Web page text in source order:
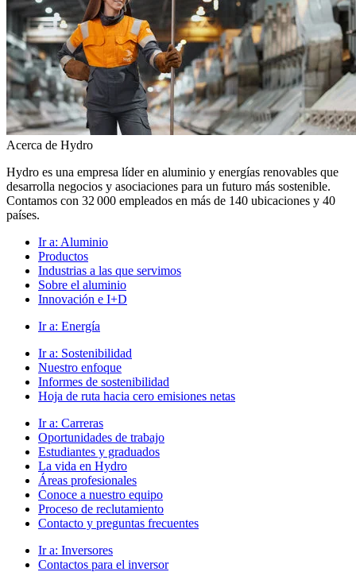
Acerca de Hydro
Hydro es una empresa líder en aluminio y energías renovables que
desarrolla negocios y asociaciones para un futuro más sostenible.
Contamos con 32 000 empleados en más de 140 ubicaciones y 40
países.
Ir a: Aluminio
Productos
Industrias a las que servimos
Sobre el aluminio
Innovación e I+D
Ir a: Energía
Ir a: Sostenibilidad
Nuestro enfoque
Informes de sostenibilidad
Hoja de ruta hacia cero emisiones netas
Ir a: Carreras
Oportunidades de trabajo
Estudiantes y graduados
La vida en Hydro
Áreas profesionales
Conoce a nuestro equipo
Proceso de reclutamiento
Contacto y preguntas frecuentes
Ir a: Inversores
Contactos para el inversor